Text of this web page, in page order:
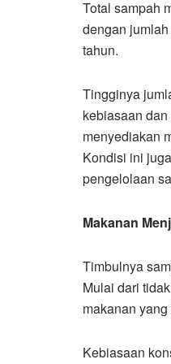
Total sampah
dengan
tahun.
Tingginya
kebiasaan
menyediakan
Kondisi ini
pengelolaan
Makanan
Timbulnya
Mulai dari
makanan
Kebiasaan